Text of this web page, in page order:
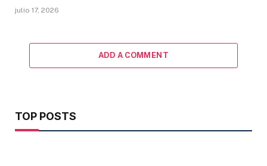
julio 17, 2026
ADD A COMMENT
TOP POSTS